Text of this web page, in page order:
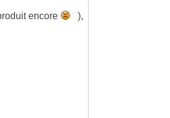
encore
),